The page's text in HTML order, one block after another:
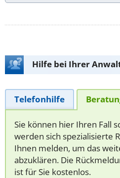
Hilfe bei Ihrer
Telefonhilfe
Sie können hier Ihren Fall
werden sich spezialisierte
Ihnen melden, um das
abzuklären. Die
ist für Sie kostenlos.